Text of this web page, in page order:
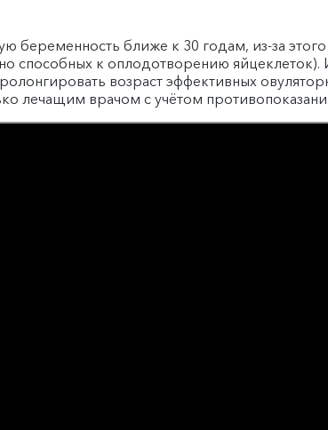
ближе к 30 годам, из-за этого
способных к оплодотворению яйцеклеток).
возраст эффективных
лечащим врачом с учётом